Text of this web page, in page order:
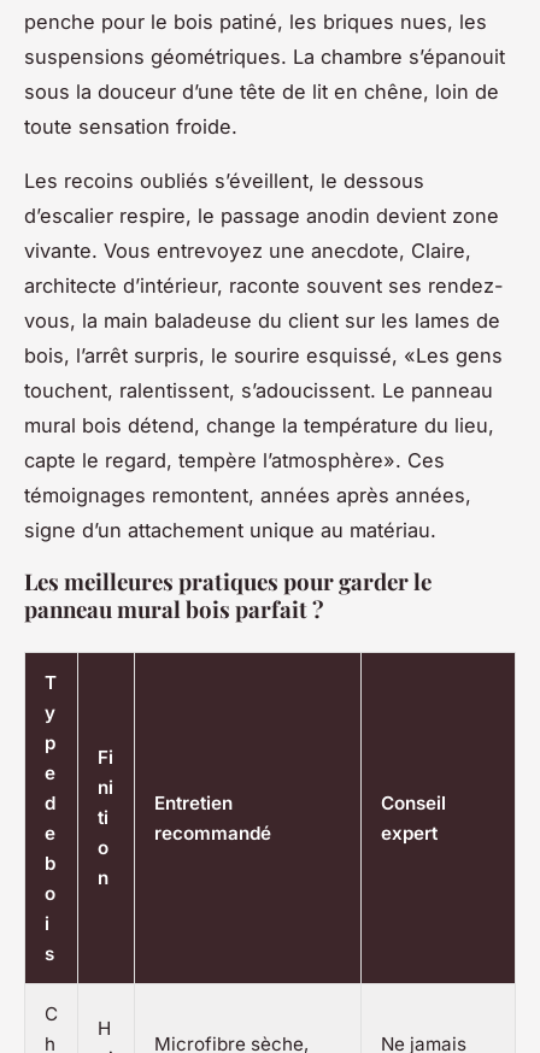
penche pour le bois patiné, les briques nues, les
suspensions géométriques. La chambre s’épanouit
sous la douceur d’une tête de lit en chêne, loin de
toute sensation froide.
Les recoins oubliés s’éveillent, le dessous
d’escalier respire, le passage anodin devient zone
vivante. Vous entrevoyez une anecdote, Claire,
architecte d’intérieur, raconte souvent ses rendez-
vous, la main baladeuse du client sur les lames de
bois, l’arrêt surpris, le sourire esquissé, «Les gens
touchent, ralentissent, s’adoucissent. Le panneau
mural bois détend, change la température du lieu,
capte le regard, tempère l’atmosphère». Ces
témoignages remontent, années après années,
signe d’un attachement unique au matériau.
Les meilleures pratiques pour garder le
panneau mural bois parfait ?
T
y
p
e
d
e
b
o
i
s
Fi
ni
ti
o
n
Entretien
recommandé
Conseil
expert
C
h
H
Microfibre sèche, Ne jamais